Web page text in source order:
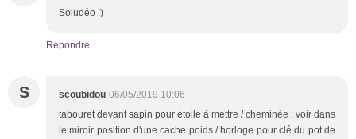
Soludéo :)
Répondre
S scoubidou 06/05/2019 10:06
tabouret devant sapin pour étoile à mettre / cheminée : voir dans
le miroir position d'une cache poids / horloge pour clé du pot de